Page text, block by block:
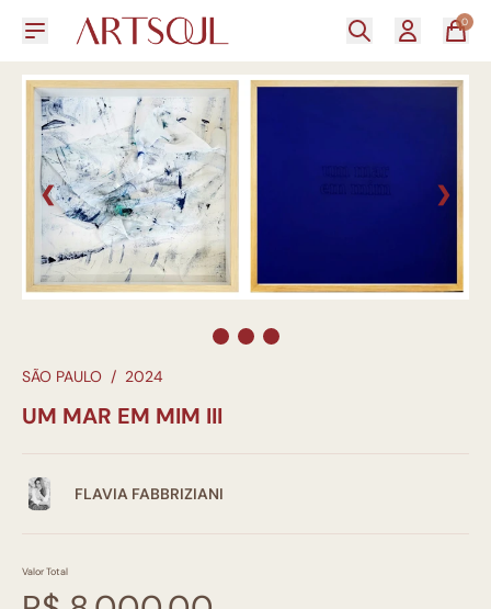
0
❮ ❯
SÃO PAULO / 2024
UM MAR EM MIM III
FLAVIA FABBRIZIANI
Valor Total